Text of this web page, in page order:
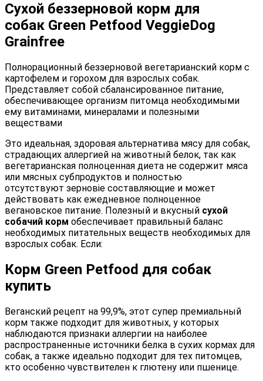
Сухой беззерновой корм для
собак Green Petfood VeggieDog
Grainfree
Полнорационный беззерновой вегетарианский корм с
картофелем и горохом для взрослых собак.
Представляет собой сбалансированное питание,
обеспечивающее организм питомца необходимыми
ему витаминами, минералами и полезными
веществами
Это идеальная, здоровая альтернатива мясу для собак,
страдающих аллергией на животный белок, так как
вегетарианская полноценная диета не содержит мяса
или мясных субпродуктов и полностью
отсутствуют зерновіе составляющие и может
действовать как ежедневное полноценное
вегановское питание. Полезный и вкусный сухой
собачий корм обеспечивает правильный баланс
необходимых питательных веществ необходимых для
взрослых собак. Если:
Корм Green Petfood для собак
купить
Веганский рецепт на 99,9%, этот супер премиальный
корм также подходит для животных, у которых
наблюдаются признаки аллергии на наиболее
распространенные источники белка в сухих кормах для
собак, а также идеально подходит для тех питомцев,
кто особенно чувствителен к глютену или пшенице.